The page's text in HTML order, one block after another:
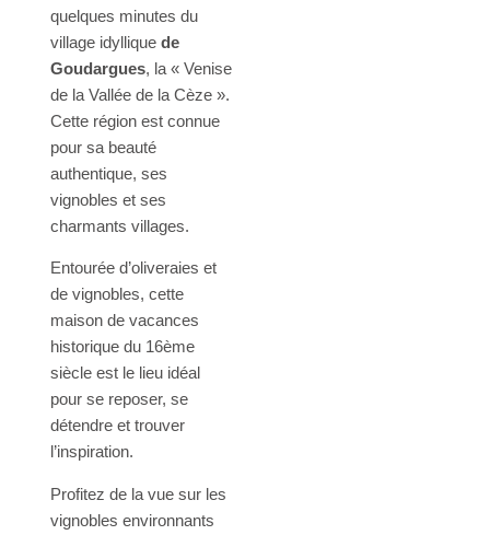
quelques minutes du
village idyllique de
Goudargues, la « Venise
de la Vallée de la Cèze ».
Cette région est connue
pour sa beauté
authentique, ses
vignobles et ses
charmants villages.
Entourée d’oliveraies et
de vignobles, cette
maison de vacances
historique du 16ème
siècle est le lieu idéal
pour se reposer, se
détendre et trouver
l’inspiration.
Profitez de la vue sur les
vignobles environnants